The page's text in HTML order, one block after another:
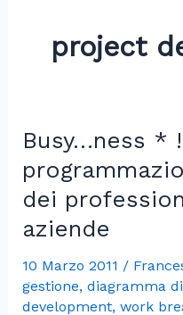
project
Busy…ness *
dei
aziende
10 Marzo 2011 /
gestione, diagramma
development, work